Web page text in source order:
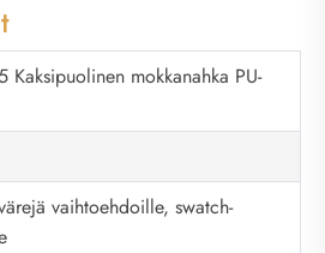
Kaksipuolinen mokkanahka PU-
vaihtoehdoille, swatch-